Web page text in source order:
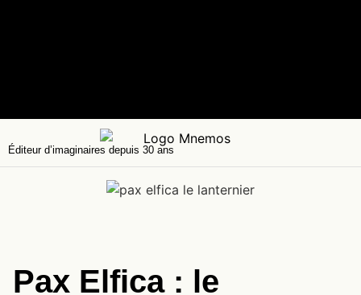
Éditeur d’imaginaires depuis 30 ans
Pax Elfica : le